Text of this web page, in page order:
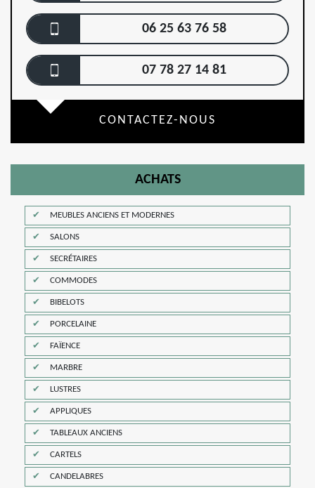
06 25 63 76 58
07 78 27 14 81
CONTACTEZ-NOUS
ACHATS
MEUBLES ANCIENS ET MODERNES
SALONS
SECRÉTAIRES
COMMODES
BIBELOTS
PORCELAINE
FAÏENCE
MARBRE
LUSTRES
APPLIQUES
TABLEAUX ANCIENS
CARTELS
CANDELABRES